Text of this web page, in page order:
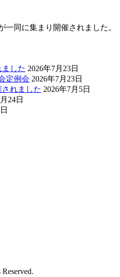
一同に集まり開催されました。
した 2026年7月23日
定例会 2026年7月23日
れました 2026年7月5日
24日